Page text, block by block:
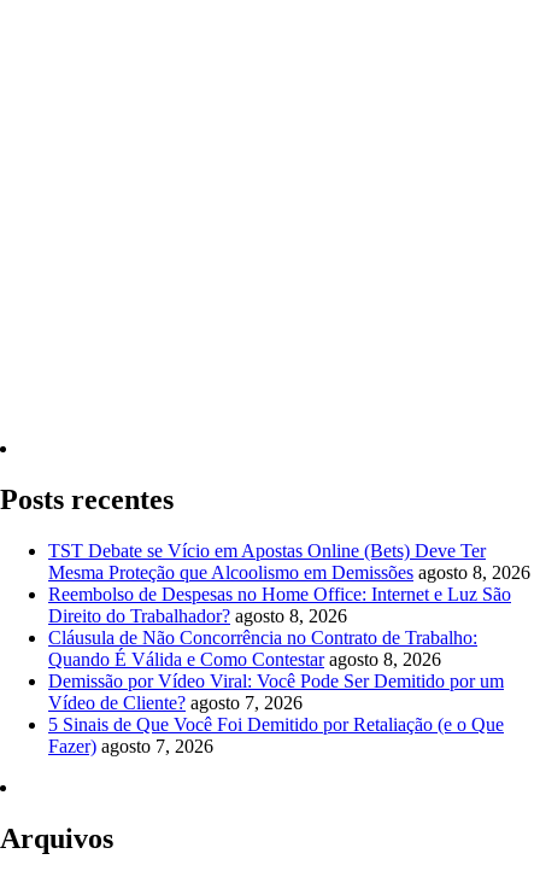
Posts recentes
TST Debate se Vício em Apostas Online (Bets) Deve Ter
Mesma Proteção que Alcoolismo em Demissões agosto 8, 2026
Reembolso de Despesas no Home Office: Internet e Luz São
Direito do Trabalhador? agosto 8, 2026
Cláusula de Não Concorrência no Contrato de Trabalho:
Quando É Válida e Como Contestar agosto 8, 2026
Demissão por Vídeo Viral: Você Pode Ser Demitido por um
Vídeo de Cliente? agosto 7, 2026
5 Sinais de Que Você Foi Demitido por Retaliação (e o Que
Fazer) agosto 7, 2026
Arquivos